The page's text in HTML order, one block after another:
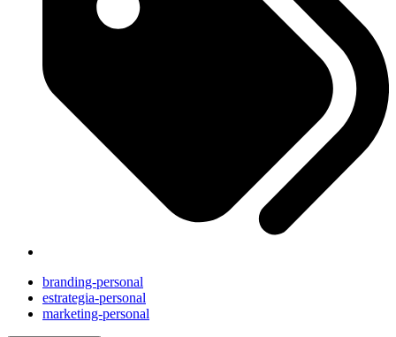
branding-personal
estrategia-personal
marketing-personal